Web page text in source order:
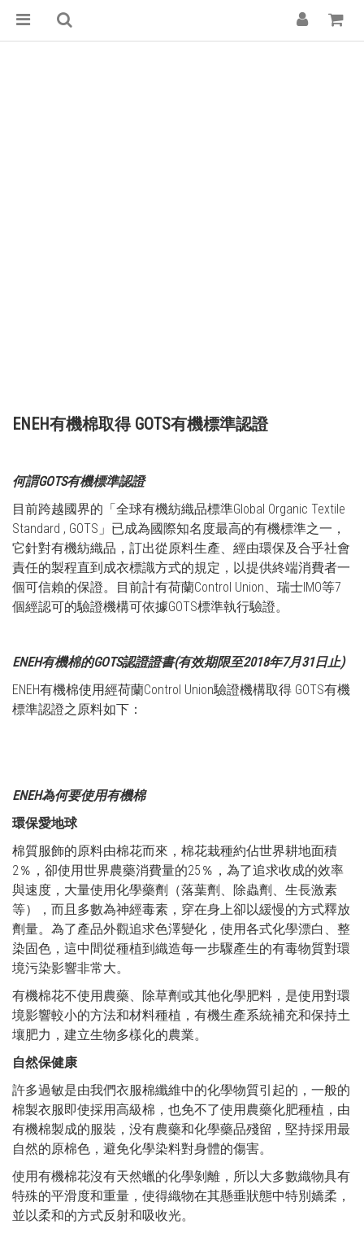
ENEH有機棉取得 GOTS有機標準認證
何謂GOTS有機標準認證
目前跨越國界的「全球有機紡織品標準Global Organic Textile
Standard , GOTS」已成為國際知名度最高的有機標準之一，
它針對有機紡織品，訂出從原料生產、經由環保及合乎社會
責任的製程直到成衣標識方式的規定，以提供終端消費者一
個可信賴的保證。目前計有荷蘭Control Union、瑞士IMO等7
個經認可的驗證機構可依據GOTS標準執行驗證。
ENEH有機棉的GOTS認證證書(有效期限至2018年7月31日止)
ENEH有機棉使用經荷蘭Control Union驗證機構取得 GOTS有機
標準認證之原料如下：
ENEH為何要使用有機棉
環保愛地球
棉質服飾的原料由棉花而來，棉花栽種約佔世界耕地面積
2％，卻使用世界農藥消費量的25％，為了追求收成的效率
與速度，大量使用化學藥劑（落葉劑、除蟲劑、生長激素
等），而且多數為神經毒素，穿在身上卻以緩慢的方式釋放
劑量。為了產品外觀追求色澤變化，使用各式化學漂白、整
染固色，這中間從種植到織造每一步驟產生的有毒物質對環
境污染影響非常大。
有機棉花不使用農藥、除草劑或其他化學肥料，是使用對環
境影響較小的方法和材料種植，有機生產系統補充和保持土
壤肥力，建立生物多樣化的農業。
自然保健康
許多過敏是由我們衣服棉纖維中的化學物質引起的，一般的
棉製衣服即使採用高級棉，也免不了使用農藥化肥種植，由
有機棉製成的服裝，没有農藥和化學藥品殘留，堅持採用最
自然的原棉色，避免化學染料對身體的傷害。
使用有機棉花沒有天然蠟的化學剝離，所以大多數織物具有
特殊的平滑度和重量，使得織物在其懸垂狀態中特別嬌柔，
並以柔和的方式反射和吸收光。